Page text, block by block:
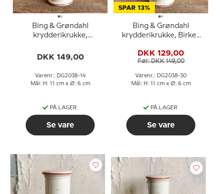
Bing & Grøndahl
krydderikrukke,
DKK 149,00
Varenr.: DG2038-14
Mål: H: 11 cm x Ø: 6 cm
PÅ LAGER
Se vare
SPAR 13%
Bing & Grøndahl
krydderikrukke, Birkes
DKK 129,00
Før: DKK 149,00
Varenr.: DG2038-30
Mål: H: 11 cm x Ø: 6 cm
PÅ LAGER
Se vare